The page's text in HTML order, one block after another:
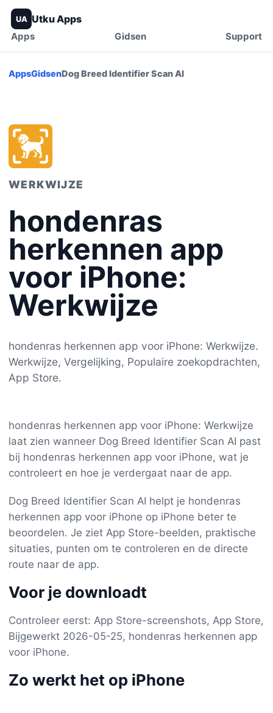
UA Utku Apps
Apps Gidsen Support
AppsGidsenDog Breed Identifier Scan AI
WERKWIJZE
hondenras
herkennen app
voor iPhone:
Werkwijze
hondenras herkennen app voor iPhone: Werkwijze.
Werkwijze, Vergelijking, Populaire zoekopdrachten,
App Store.
hondenras herkennen app voor iPhone: Werkwijze
laat zien wanneer Dog Breed Identifier Scan AI past
bij hondenras herkennen app voor iPhone, wat je
controleert en hoe je verdergaat naar de app.
Dog Breed Identifier Scan AI helpt je hondenras
herkennen app voor iPhone op iPhone beter te
beoordelen. Je ziet App Store-beelden, praktische
situaties, punten om te controleren en de directe
route naar de app.
Voor je downloadt
Controleer eerst: App Store-screenshots, App Store,
Bijgewerkt 2026-05-25, hondenras herkennen app
voor iPhone.
Zo werkt het op iPhone